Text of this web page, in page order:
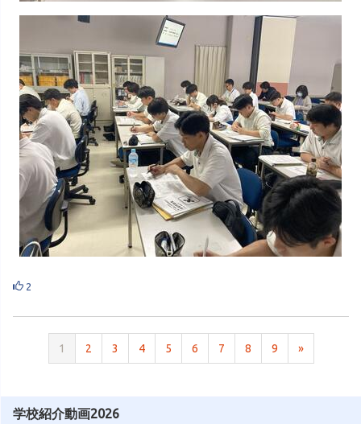
2
1 2 3 4 5 6 7 8 9 »
学校紹介動画2026